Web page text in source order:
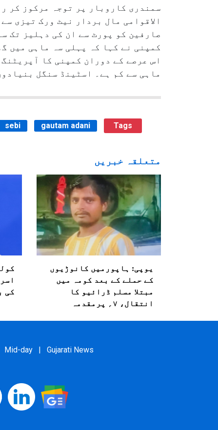
سمندری کاروبار پر توجہ مرکوز کر
الاقوامی مال بردار نیٹ ورک تیزی
صارفین کو پورٹ سے ان کی دہلیز تک
ماہی سے کم ہے۔ اسٹینڈ سنگل
sebi gautam adani Tags
متعلقہ خبریں
یوپی: ہاپورمیں کانوڑیوں
کے حملے کے بعد کومہ میں
مبتلا مسلم ڈرائیو کا
انتقال، ۷؍ پرمقدمہ
کی
Mid-day | Gujarati News